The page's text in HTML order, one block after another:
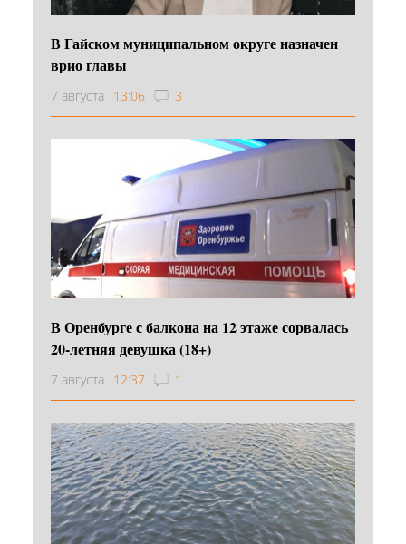
В Гайском муниципальном округе назначен
врио главы
7 августа 13:06 3
В Оренбурге с балкона на 12 этаже сорвалась
20-летняя девушка (18+)
7 августа 12:37 1